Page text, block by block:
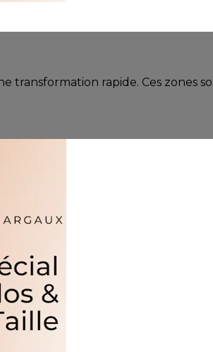
transformation rapide. Ces zones